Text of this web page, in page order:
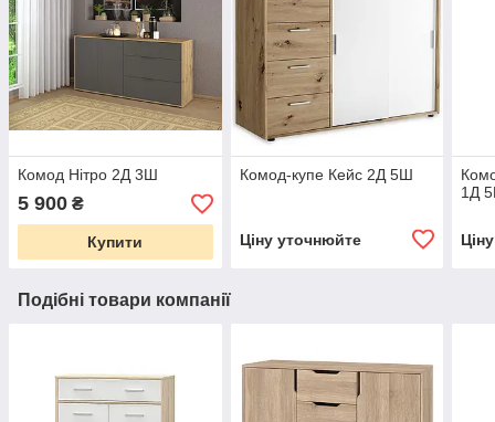
Комод Нітро 2Д 3Ш
5 900 ₴
Купити
Комод-купе Кейс 2Д 5Ш
Ціну уточнюйте
1Д
Подібні товари компанії